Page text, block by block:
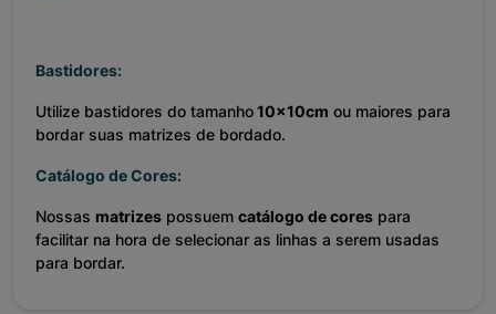
Bastidores:
Utilize bastidores do tamanho10x10cm ou maiores para
bordar suas matrizes de bordado.
Catálogo de Cores:
Nossas matrizes possuem catálogo de cores para
facilitar na hora de selecionar as linhas a serem usadas
para bordar.